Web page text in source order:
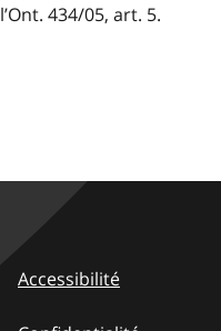
l’Ont. 434/05, art. 5.
Accessibilité